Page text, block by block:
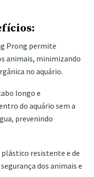
Prong permite
animais, minimizando
no aquário.
longo e
do aquário sem a
prevenindo
plástico resistente e de
dos animais e